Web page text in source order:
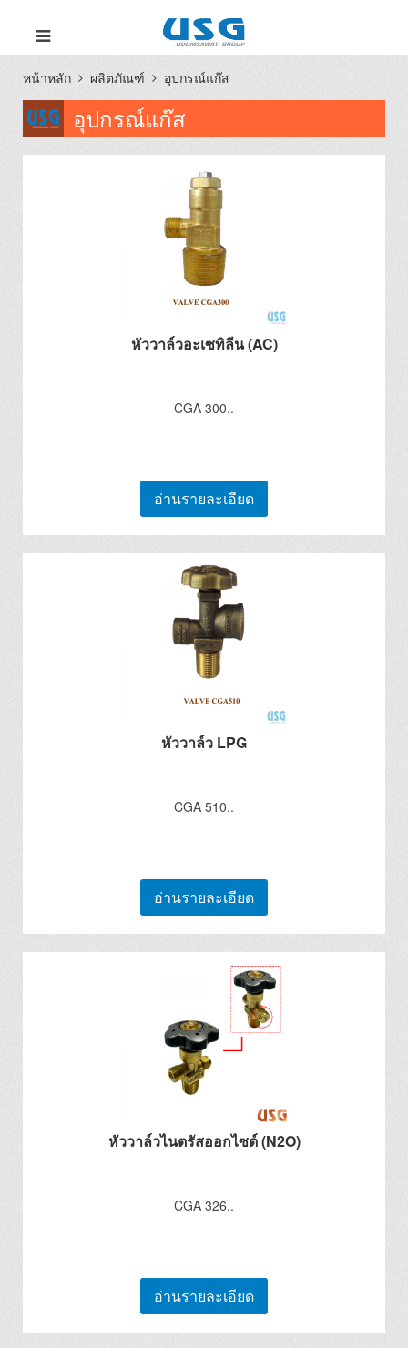
หน้าหลัก ผลิตภัณฑ์ อุปกรณ์แก๊ส
อุปกรณ์แก๊ส
หัววาล์วอะเซทิลีน (AC)
CGA 300..
อ่านรายละเอียด
หัววาล์ว LPG
CGA 510..
อ่านรายละเอียด
หัววาล์วไนตรัสออกไซด์ (N2O)
CGA 326..
อ่านรายละเอียด